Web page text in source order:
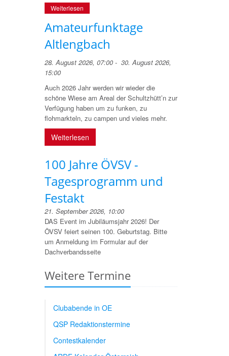
Weiterlesen
Amateurfunktage
Altlengbach
28. August 2026, 07:00 - 30. August 2026,
15:00
Auch 2026 Jahr werden wir wieder die
schöne Wiese am Areal der Schultzhütt’n zur
Verfügung haben um zu funken, zu
flohmarkteln, zu campen und vieles mehr.
Weiterlesen
100 Jahre ÖVSV -
Tagesprogramm und
Festakt
21. September 2026, 10:00
DAS Event im Jubiläumsjahr 2026! Der
ÖVSV feiert seinen 100. Geburtstag. Bitte
um Anmeldung im Formular auf der
Dachverbandsseite
Weitere Termine
Clubabende in OE
QSP Redaktionstermine
Contestkalender